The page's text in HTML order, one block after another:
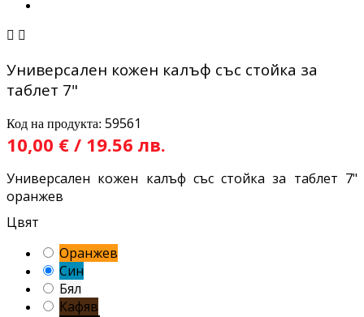
 
Универсален кожен калъф със стойка за
таблет 7"
Код на продукта: 59561
10,00 € / 19.56 лв.
Универсален кожен калъф със стойка за таблет 7"
оранжев
Цвят
Оранжев
Син
Бял
Кафяв